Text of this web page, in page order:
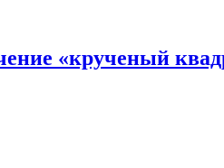
«крученый